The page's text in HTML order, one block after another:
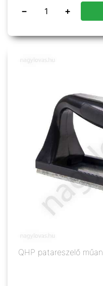
− +
QHP patareszelő